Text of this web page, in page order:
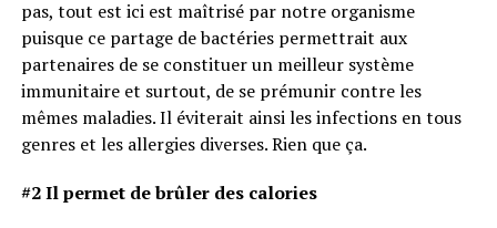
pas, tout est ici est maîtrisé par notre organisme
puisque ce partage de bactéries permettrait aux
partenaires de se constituer un meilleur système
immunitaire et surtout, de se prémunir contre les
mêmes maladies. Il éviterait ainsi les infections en tous
genres et les allergies diverses. Rien que ça.
#2 Il permet de brûler des calories